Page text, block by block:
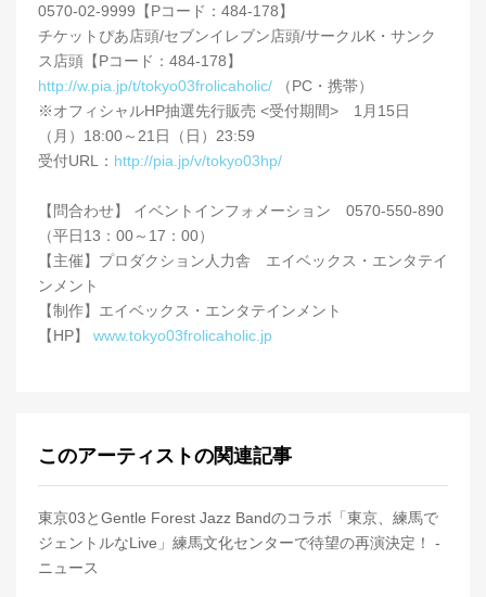
0570-02-9999【Pコード：484-178】
チケットぴあ店頭/セブンイレブン店頭/サークルK・サンク
ス店頭【Pコード：484-178】
http://w.pia.jp/t/tokyo03frolicaholic/
（PC・携帯）
※オフィシャルHP抽選先行販売 <受付期間> 1月15日
（月）18:00～21日（日）23:59
受付URL： http://pia.jp/v/tokyo03hp/
【問合わせ】 イベントインフォメーション 0570-550-890
（平日13：00～17：00）
【主催】プロダクション人力舎 エイベックス・エンタテイ
ンメント
【制作】エイベックス・エンタテインメント
【HP】 www.tokyo03frolicaholic.jp
このアーティストの関連記事
東京03とGentle Forest Jazz Bandのコラボ「東京、練馬で
ジェントルなLive」練馬文化センターで待望の再演決定！ -
ニュース